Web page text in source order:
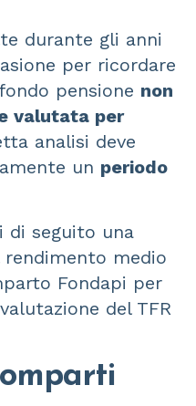
durante gli anni
per ricordare
pensione non
valutata per
analisi deve
un periodo
di seguito una
medio
Fondapi per
del TFR